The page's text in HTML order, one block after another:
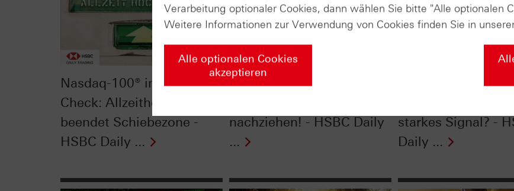
Nasdaq-100® im Chart-
Check: Allzeithoch
beendet Schiebezone -
HSBC Daily ...
Gold im Chart-Check: RSI
nachziehen! - HSBC Daily
...
S&P 500® im
starkes Signal? -
Daily ...
Verarbeitung optionaler Cookies, dann wählen Sie bitte "Alle optionalen
Weitere Informationen zur Verwendung von Cookies finden Sie in
Alle optionalen Cookies
akzeptieren